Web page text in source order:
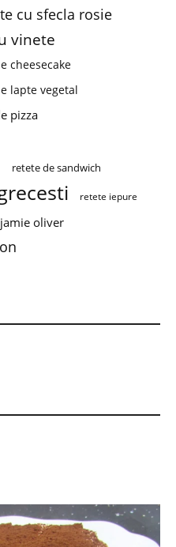
cu sfecla rosie
vinete
cheesecake
lapte vegetal
pizza
retete de sandwich
retete iepure
oliver